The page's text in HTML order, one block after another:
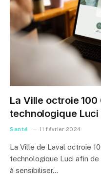
La Ville octroie
technologique Luci
Santé 11 février 2024
La Ville de Laval octroie
technologique Luci afin
à sensibiliser…